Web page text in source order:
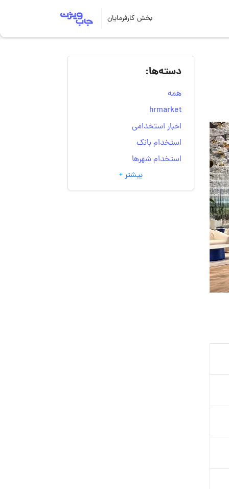
بخش کارفرمایان
دسته‌ها:
همه
hrmarket
اخبار استخدامی
استخدام بانک
استخدام شهرها
انتخاب مسیر شغلی
به‌روزرسانی‌های سایت
بیشتر +